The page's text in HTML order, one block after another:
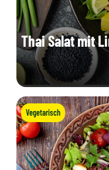
Thai Salat mit
Vegetarisch